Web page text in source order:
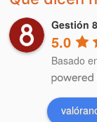
Gestión 8
5.0
Basado